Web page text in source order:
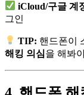
iCloud/구글 계
그인
TIP: 핸드폰이
해킹 의심을 해봐